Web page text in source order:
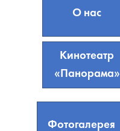
О нас
Кинотеатр
«Панорама»
Фотогалерея